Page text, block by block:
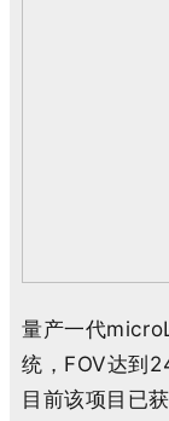
量产一代micro
统 ， FOV达到 2
目前该项目 已